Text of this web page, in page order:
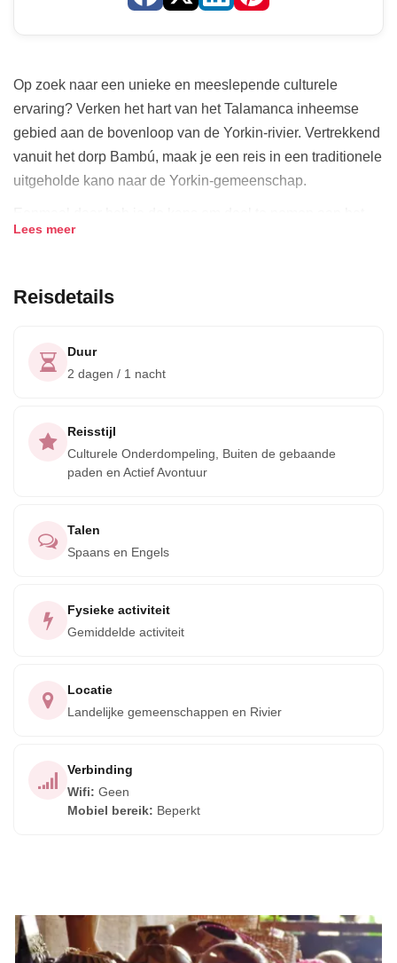
Op zoek naar een unieke en meeslepende culturele
ervaring? Verken het hart van het Talamanca inheemse
gebied aan de bovenloop van de Yorkin-rivier. Vertrekkend
vanuit het dorp Bambú, maak je een reis in een traditionele
uitgeholde kano naar de Yorkin-gemeenschap.
dagelijks leven, interpretatieve paden te wandelen met
door in de traditionele lodge van de gemeenschap,
nieuw begrip van het Bribri-volk en hun manier van leven.
Mis deze unieke kans niet om de cultuur van het Bribri-volk
Lees meer
Reisdetails
Duur
2 dagen / 1 nacht
Reisstijl
Culturele Onderdompeling, Buiten de gebaande
paden en Actief Avontuur
Talen
Spaans en Engels
Fysieke activiteit
Gemiddelde activiteit
Locatie
Landelijke gemeenschappen en Rivier
Verbinding
Wifi: Geen
Mobiel bereik: Beperkt